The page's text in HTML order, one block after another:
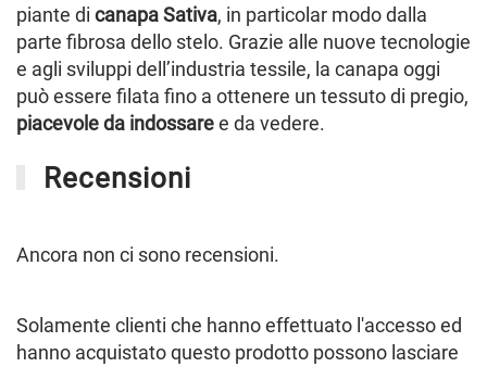
piante di canapa Sativa, in particolar modo dalla
parte fibrosa dello stelo. Grazie alle nuove tecnologie
e agli sviluppi dell’industria tessile, la canapa oggi
può essere filata fino a ottenere un tessuto di pregio,
piacevole da indossaree da vedere.
Recensioni
Ancora non ci sono recensioni.
Solamente clienti che hanno effettuato l'accesso ed
hanno acquistato questo prodotto possono lasciare